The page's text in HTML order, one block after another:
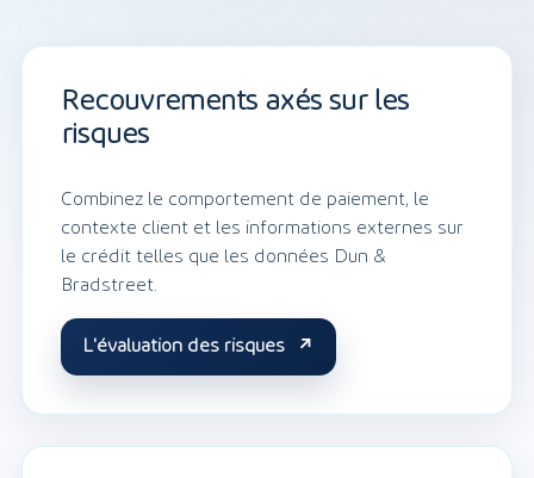
Recouvrements axés sur les
risques
Combinez le comportement de paiement, le
contexte client et les informations externes sur
le crédit telles que les données Dun &
Bradstreet.
L'évaluation des risques